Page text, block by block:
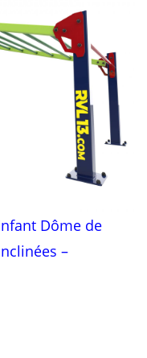
Dôme de
–
Entraînement